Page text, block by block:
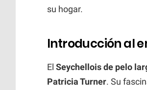
su hogar.
Introducción al
El Seychellois de pelo
Patricia Turner. Su